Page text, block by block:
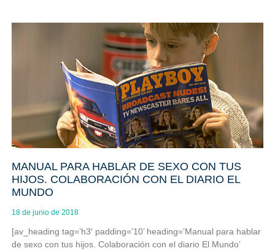
MANUAL PARA HABLAR DE SEXO CON TUS
HIJOS. COLABORACIÓN CON EL DIARIO EL
MUNDO
18 de junio de 2018
[av_heading tag=’h3′ padding=’10’ heading=’Manual para hablar
de sexo con tus hijos. Colaboración con el diario El Mundo’